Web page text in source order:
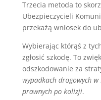
Trzecia metoda to
Ubezpieczycieli
przekażą wniosek do
Wybierając którąś z
zgłosić szkodę. To
odszkodowanie za
wypadkach drogowych w
prawnych po kolizji.